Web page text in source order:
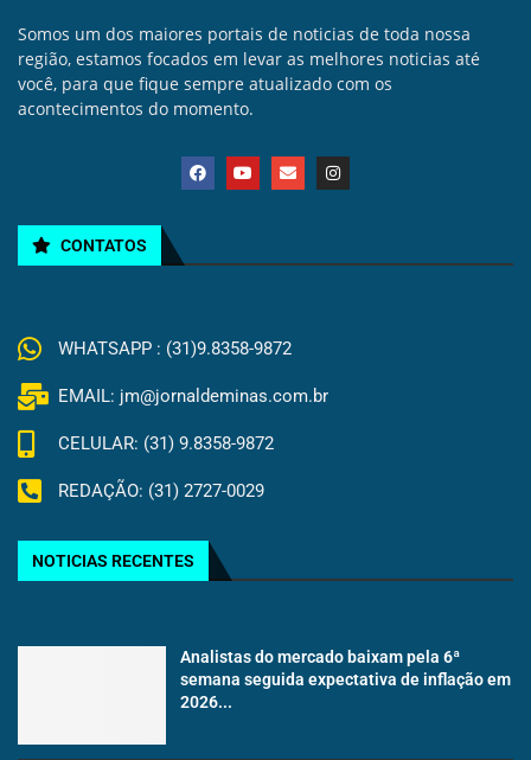
Somos um dos maiores portais de noticias de toda nossa
região, estamos focados em levar as melhores noticias até
você, para que fique sempre atualizado com os
acontecimentos do momento.
CONTATOS
WHATSAPP : (31)9.8358-9872
EMAIL: jm@jornaldeminas.com.br
CELULAR: (31) 9.8358-9872
REDAÇÃO: (31) 2727-0029
NOTICIAS RECENTES
Analistas do mercado baixam pela 6ª
semana seguida expectativa de inflação em
2026...